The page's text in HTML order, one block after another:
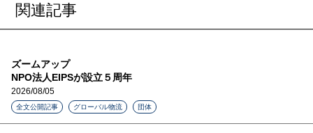
関連記事
ズームアップ
NPO法人EIPSが設立５周年
2026/08/05
全文公開記事 グローバル物流 団体